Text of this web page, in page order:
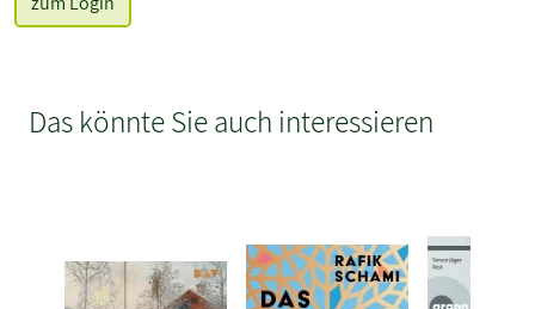
Das könnte Sie auch interessieren